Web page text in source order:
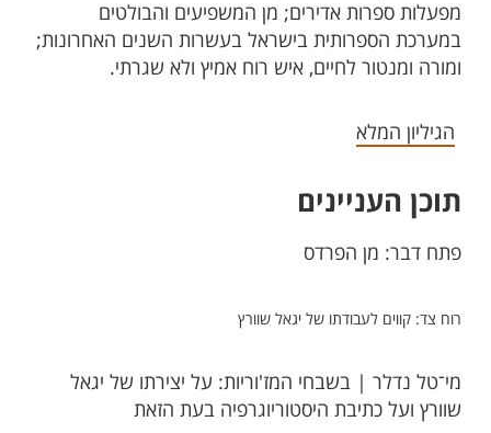
מפעלות ספרות אדירים; מן המשפיעים והבולטים
במערכת הספרותית בישראל בעשרות השנים האחרונות;
ומורה ומנטור לחיים, איש רוח אמיץ ולא שגרתי.
הגיליון המלא
תוכן העניינים
פתח דב​ר: מן הפרדס​
רוח צד: קווים לעבודתו של יגאל שוורץ
מי־טל נדלר | בשבחי המז'וריות: על יצירתו של יגאל
שוורץ ועל כתיבת היסטוריוגרפיה בעת הזאת